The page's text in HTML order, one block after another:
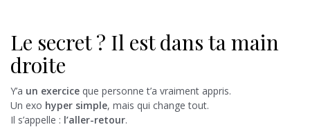
Le secret ? Il est dans ta main
droite
Y’a un exercice que personne t’a vraiment appris.
Un exo hyper simple, mais qui change tout.
Il s’appelle : l’aller-retour.